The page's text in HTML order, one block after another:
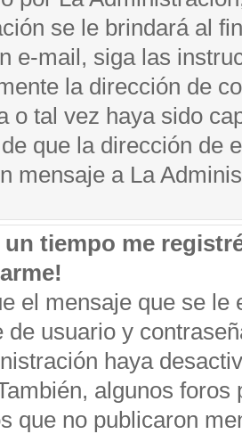
se le brindará al
e-mail, siga las
la dirección de
o tal vez haya sido
que la dirección de
mensaje a La
un tiempo me
el mensaje que se
de usuario y
haya
algunos
que no publicaron